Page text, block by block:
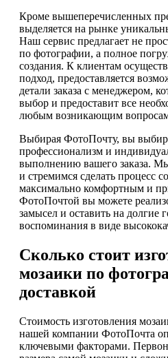
Кроме вышеперечисленных
выделяется на рынке
Наш сервис предлагает не
по фотографии, а полное
создания. К клиентам
подход, предоставляется
детали заказа с менеджером,
выбор и предоставит все
любым возникающим
Выбирая ФотоПочту, вы
профессионализм и
выполнению вашего заказа.
и стремимся сделать процесс
максимально комфортным и
ФотоПочтой вы можете
замысел и оставить на долгие
воспоминания в виде
Сколько стоит
мозаики по
доставкой
Стоимость изготовления
нашей компании ФотоПочта
ключевыми факторами.